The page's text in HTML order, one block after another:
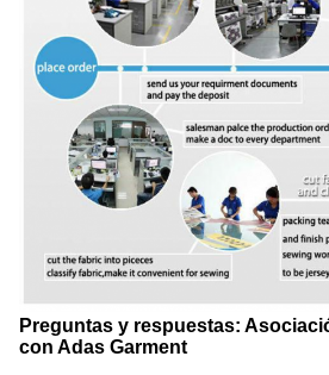
Preguntas y respuestas:
con Adas Garment